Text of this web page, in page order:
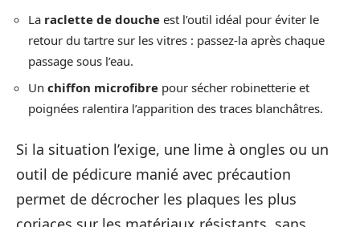
La raclette de douche est l’outil idéal pour éviter le
retour du tartre sur les vitres : passez-la après chaque
passage sous l’eau.
Un chiffon microfibre pour sécher robinetterie et
poignées ralentira l’apparition des traces blanchâtres.
Si la situation l’exige, une lime à ongles ou un
outil de pédicure manié avec précaution
permet de décrocher les plaques les plus